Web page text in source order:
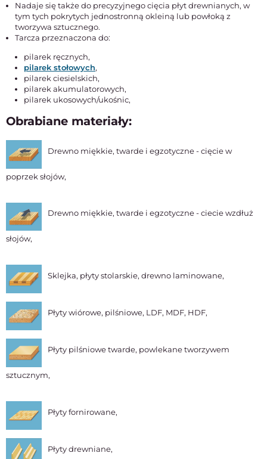
Nadaje się także do precyzyjnego cięcia płyt drewnianych, w
tym tych pokrytych jednostronną okleiną lub powłoką z
tworzywa sztucznego.
Tarcza przeznaczona do:
pilarek ręcznych,
pilarek stołowych,
pilarek ciesielskich,
pilarek akumulatorowych,
pilarek ukosowych/ukośnic,
Obrabiane materiały:
Drewno miękkie, twarde i egzotyczne - cięcie w
poprzek słojów,
Drewno miękkie, twarde i egzotyczne - ciecie wzdłuż
słojów,
Sklejka, płyty stolarskie, drewno laminowane,
Płyty wiórowe, pilśniowe, LDF, MDF, HDF,
Płyty pilśniowe twarde, powlekane tworzywem
sztucznym,
Płyty fornirowane,
Płyty drewniane,